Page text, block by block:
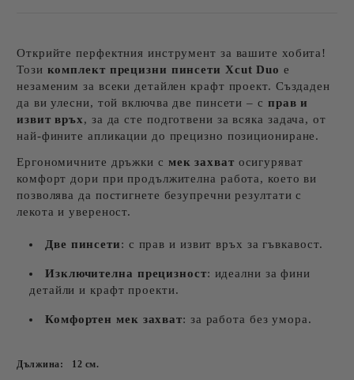
Открийте перфектния инструмент за вашите хобита!
Този комплект прецизни пинсети Xcut Duo е
незаменим за всеки детайлен крафт проект. Създаден
да ви улесни, той включва две пинсети – с прав и
извит връх, за да сте подготвени за всяка задача, от
най-фините апликации до прецизно позициониране.
Ергономичните дръжки с мек захват осигуряват
комфорт дори при продължителна работа, което ви
позволява да постигнете безупречни резултати с
лекота и увереност.
Две пинсети: с прав и извит връх за гъвкавост.
Изключителна прецизност: идеални за фини
детайли и крафт проекти.
Комфортен мек захват: за работа без умора.
Дължина: 12 см.